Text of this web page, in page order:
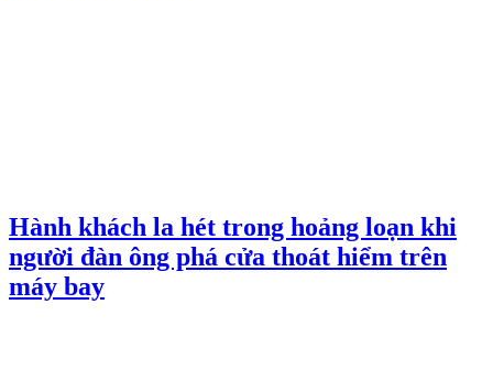
Hành khách la hét trong hoảng loạn khi
người đàn ông phá cửa thoát hiểm trên
máy bay